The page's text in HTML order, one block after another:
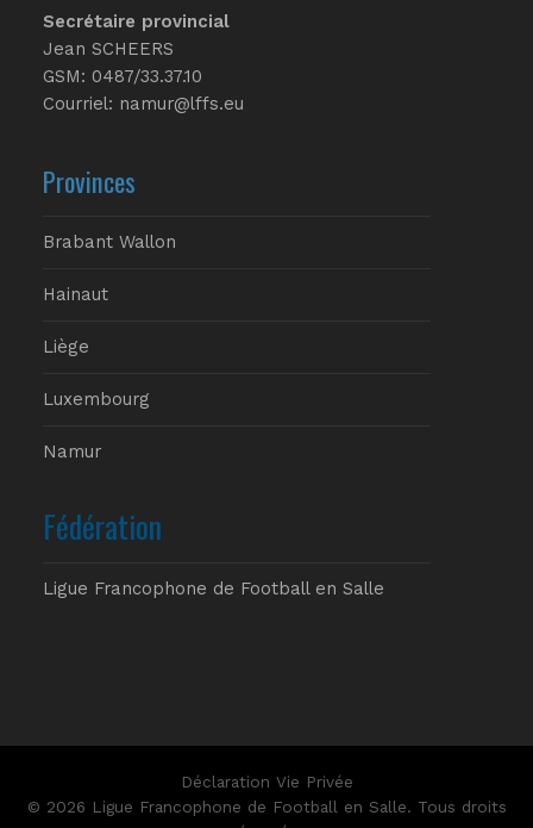
Secrétaire provincial
Jean SCHEERS
GSM: 0487/33.37.10
Courriel: namur@lffs.eu
Provinces
Brabant Wallon
Hainaut
Liège
Luxembourg
Namur
Fédération
Ligue Francophone de Football en Salle
Déclaration Vie Privée
© 2026 Ligue Francophone de Football en Salle. Tous droits